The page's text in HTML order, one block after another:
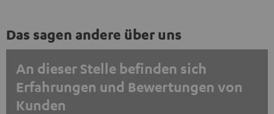
Das sagen andere über uns
An dieser Stelle befinden sich
Erfahrungen und Bewertungen von
Kunden